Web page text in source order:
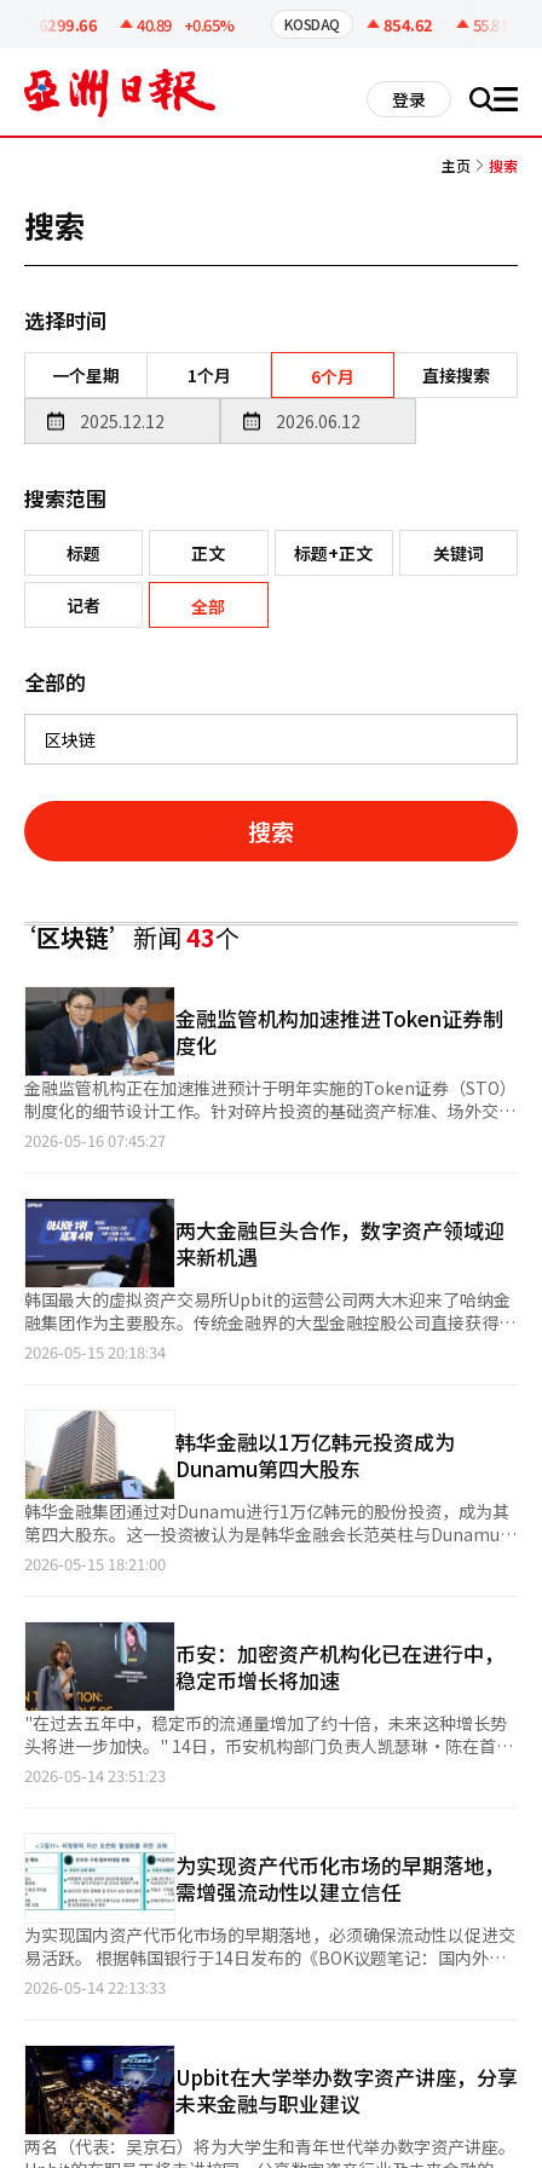
6299.66 40.89 +0.65% KOSDAQ 854.62 55.81
登录 搜 all
主页 搜索
搜索
选择时间
一个星期 1个月 6个月 直接搜索
搜索范围
标题 正文 标题+正文 关键词
记者 全部
全部的
搜索
‘区块链’新闻43个
金融监管机构加速推进Token证券制
度化
金融监管机构正在加速推进预计于明年实施的Token证券（STO）
制度化的细节设计工作。针对碎片投资的基础资产标准、场外交易
所的许可体系以及链上支付基础设施等多个方面展开讨论，市场对
金融委员会在政府首尔厅召开了民·官联合“Token证券协商
体”第二次会议，讨论了为Token证券制度化法律实施准备的子法
规修订方案和指导方针的制定方向。该协商体由金融委员会、金融
监督院、韩国证券结算所、金融安全院、金融投资协会、金融科技
产业协会及学界、法律界专家等组成，成立于今年3月。 Token证
券制度化法律是通过修订电子证券法和资本市场法而制定的，预计
于2027年2月实施。金融监管机构计划在实施前完善发行、流通、
支付及基础设施相关的细则，以尽量减少市场混乱。 会议主要围
扩展 △流通市场结构设计。金融监管机构的目标是在7月公布相关
实施条例修订案和指导方针的最终方案。 在碎片投资发行方面，
基础资产的合格性标准和投资者保护体系成为核心议题。监管机构
表示，为了扩大Token证券市场，允许创新资产的Token化，但必
须确保基础资产的客观价值评估能力、信息披露体系和风险管理措
施。 权大英副委员长在开场讲话中指出：“即使是创新的Token
化，市场秩序和投资者保护也必须是资本市场的基本前提”，并强
调“需要客观的基础资产价值评估能力和风险管理体系”。 不
基础资产的“池化”方式的碎片投资证券发行实际上受到限制，但
未来将形成共识，允许在一定范围内对同类资产进行池化。
Token化对象的扩展和基础设施建设的讨论也已开始。当前，韩国
的STO讨论主要集中在碎片投资上，但在全球市场上，股票、债
券、货币市场基金（MMF）等传统证券的Token化正在迅速扩
展。 权副委员长表示：“香港的绿色债券、美国的MMF等已以
Token证券形式发行，而美国纽约证券交易所（NYSE）和纳斯达
克也在准备上市股票的Token化交易试点项目”，并强调“我们也
可能与现有系统发生冲突，计划采取逐步路线图并进行测试。 因
此，政府及相关机构计划在未来审查链上支付体系及权利转移、交
易、支付全过程的数字化可能性，并着手改善相关基础设施。业界
认为，未来中央托管系统与分布式账本技术的联动结构将成为关键
课题。 流通市场结构设计也成为核心讨论议题。尤其是多方交易
的Token证券场外交易所许可体系和普通投资者交易限额设置问题
被提出为主要争议点。 目前市场上对基于电子证券的场外交易所
增加。 金融监管机构表示将设计制度，以提高交易效率，同时实
现公平竞争和投资者保护。权副委员长表示：“交易限额不能成为
限制创新的围墙，同时在保护投资者的基础上，设定能够扩充初期
市场流动性的限额”。 市场普遍认为此次讨论标志着STO制度化
工作进入了实质性执行阶段。特别是在法律实施之前，提前设计细
2026-05-16 07:45:27
两大金融巨头合作，数字资产领域迎
来新机遇
韩国最大的虚拟资产交易所Upbit的运营公司两大木迎来了哈纳金
融集团作为主要股东。传统金融界的大型金融控股公司直接获得两
大木的股份，使得两大木在虚拟资产交易所的基础上，能够扩展为
4000股，6.55%的股份。此次交易完成后，哈纳银行将成为两大
木的第四大股东，继宋致亨两大木董事长、金亨年副会长和我们技
术投资之后。卡카오投资的持股比例将从原来的10.58%降至约
4%。 此次投资被评估为国内商业银行对单一数字资产企业投资的
最大规模。过去，银行与虚拟资产交易所的关系仅限于实名账户的
发放等有限的合作，而此次大型金融控股公司直接参与成为两大木
的主要股东，意义非凡。 对两大木而言，这在治理结构和业务扩
展方面都具有重要意义。金融监管机构一直在加强对虚拟资产经营
况下，哈纳金融作为主要股东的参与，将有助于两大木增强经营透
明度和与制度金融的接触。 关键在于Upbit之后的增长战略。虽然
两大木在国内虚拟资产交易市场上已获得压倒性的知名度，但仅依
靠交易手续费的业务结构在市场波动中显得脆弱。与哈纳金融的合
作将成为其业务扩展至海外汇款、支付结算、代币证券、稳定币等
数字金融基础设施领域的契机。 两大木与哈纳金融已经在区块链
基础设施方面展开了合作。两大木上个月与哈纳金融、浦项国际签
署了合作协议，决定利用自有的Layer2区块链“GIWA链”共同构
合。 此前，哈纳金融与两大木还完成了基于区块链技术的外汇汇
款服务的技术验证。验证了能否将现有的基于SWIFT的外汇汇款体
系扩展为基于区块链的消息和结算结构。这一趋势与两大木希望从
市场也关注韩元稳定币和代币证券领域的合作可能性。如果韩元基
础的数字货币和代币化资产市场在制度框架内开放，两大木将拥有
虚拟资产用户基础和区块链技术，而哈纳金融则具备银行、证券、
体系短期内不会发生变化。Upbit目前与K银行保持实名账户的合
作，而此次股份投资不仅是简单的账户合作变更，更是为数字资产
基础的未来金融生态系统构建进行的战略投资。 围绕两大木的另
一个变量是与NAVER金融的企业合并。公平交易委员会于去年11
月接收了NAVER金融与两大木的企业合并申请，并已开始审查。
2026-05-15 20:18:34
韩华金融以1万亿韩元投资成为
Dunamu第四大股东
韩华金融集团通过对Dunamu进行1万亿韩元的股份投资，成为其
第四大股东。这一投资被认为是韩华金融会长范英柱与Dunamu副
会长金亨年长期信任关系的延续。15日，韩华金融表示，韩华银行
的股份，成为第四大股东。这一投资是韩国商业银行对虚拟资产企
业投资的历史最大规模。此次交易使韩华金融迅速成为Dunamu的
第四大股东。去年，Dunamu的最大股东是宋志亨（25.51%），
其次是金亨年（13.10%）和我们技术投资（7.20%）。原第三大
股东Kakao投资的持股比例下降，失去了主要股东地位。两家公司
此前已在利用区块链技术进行海外汇款服务的技术验证（PoC）方
面展开合作。此次股份收购预计不仅能增强与Dunamu的合作，还
能与即将进行股份交换的Naver Financial产生协同效应。范会长
团所有力量，助力国内数字资产产业迈向全球领先水平。”※ 本
报道经人工智能（AI）系统翻译与编辑。
2026-05-15 18:21:00
币安：加密资产机构化已在进行中，
稳定币增长将加速
"在过去五年中，稳定币的流通量增加了约十倍，未来这种增长势
头将进一步加快。" 14日，币安机构部门负责人凯瑟琳·陈在首尔
江南的Episode 262举行的第四届币安区块链研究会（BBS）上表
拟资产市场的结构。她强调，近期机构资金的流入已不仅仅是出于
投资目的，而是进入了与传统金融基础设施和数字资产结合的阶
段。 她表示：“最近关于数字资产或加密资产的机构化，大家
问‘是刚刚开始’还是‘加速进行中’的问题，我非常同意加速进
行这一点。”她补充说：“作为自2021年以来一直在这个行业的
人，我绝对不认为这是刚刚开始。” 凯瑟琳·陈将比特币ETF的推
出视为近期机构投资扩大的一个转折点。她表示：“我认为黑石首
次推出比特币ETF的时刻就是一个关键时刻。”她指出：“比特币
表示：“比特币ETF的引入证明了该资产类别的合法性，尤其是比
特币的合法性在大众中得到了普及，使得机构更容易进入这个市
场。” 在当天的演讲中，凯瑟琳·陈还提出了近期市场关注的代
币化资产和稳定币的前景。她分析认为，过去代币化被视为单纯的
流动性扩展手段，但最近已演变为减少金融市场的低效性，提高现
有资产的利用率。 她表示：“如今的代币化产品更注重将传统金
2026-05-14 23:51:23
为实现资产代币化市场的早期落地，
需增强流动性以建立信任
为实现国内资产代币化市场的早期落地，必须确保流动性以促进交
易活跃。 根据韩国银行于14日发布的《BOK议题笔记：国内外资
产代币化现状及未来政策课题》，截至今年1月，我国的累计碎片
增长率在2023年为65%，2024年为93%，2025年为169%，显示
出快速增长的趋势。 资产代币化通过改善资产的发行、流通和支
付方式，提高了效率、灵活性、可及性和透明度。它通过分布式账
本整合交易全过程，缩短支付周期，降低中介和管理成本。目前，
国内市场正处于通过监管沙盒将房地产、音源版权等非标准资产的
2026-05-14 22:13:33
Upbit在大学举办数字资产讲座，分享
未来金融与职业建议
两名（代表：吴京石）将为大学生和青年世代举办数字资产讲座。